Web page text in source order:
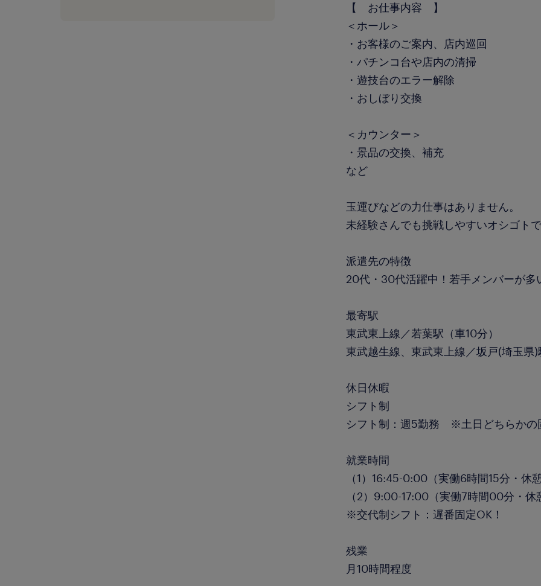
【 お仕事内容 】
＜ホール＞
・お客様のご案内、店内巡回
・パチンコ台や店内の清掃
・遊技台のエラー解除
・おしぼり交換
＜カウンター＞
・景品の交換、補充
など
玉運びなどの力仕事はありません。
未経験さんでも挑戦しやすいオシゴトで
派遣先の特徴
20代・30代活躍中！若手メンバーが多
最寄駅
東武東上線／若葉駅（車10分）
東武越生線、東武東上線／坂戸(埼玉県)
休日休暇
シフト制
シフト制：週5勤務 ※土日どちらかの
就業時間
（1）16:45-0:00（実働6時間15分・休
（2）9:00-17:00（実働7時間00分・休
※交代制シフト：遅番固定OK！
残業
月10時間程度